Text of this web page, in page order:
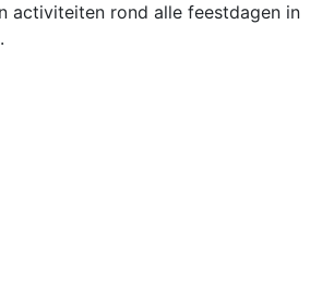
activiteiten rond alle feestdagen in